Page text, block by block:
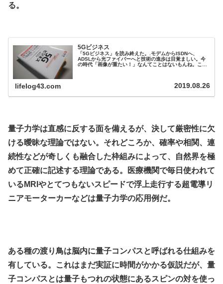
る。
5Gビジネス
「5Gビジネス」を読み終えた。.モデムからISDNへ、
ADSLから光ファイバーへと技術の進歩は目覚ましい。今
の時代「画像が重たい！」なんてことはないもんね。これ
3つで下り最大20Gbps、上り最大10Gbps程度の水準を目
lifelog43.com 2019.08.26
量子力学は直感に反する面を備えるが、決して厳密性に欠
ける曖昧な理論ではない。それどころか、確率や相関、連
続性などが奇しくも融合した枠組みによって、自然界を極
めて正確に記述する理論である。医療機関で毎日使われて
いるMRIやとてつもないスピードで浮上走行する超電導リ
ニアモーターカーなどは量子力学の応用例だ。
ある種の渡り鳥は脳内に量子コンパスと呼ばれる仕組みを
有している。これはまだ実証に時間がかかる仮説だが、量
子コンパスとは量子もつれの状態にあるスピンの対を使っ